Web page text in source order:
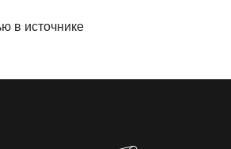
в источнике
рассылку